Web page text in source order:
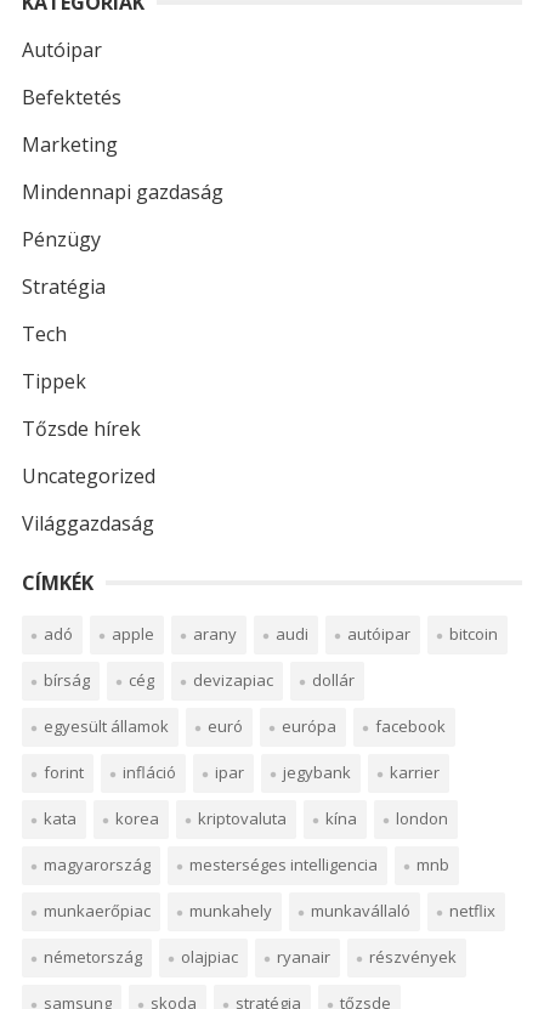
Autóipar
Befektetés
Marketing
Mindennapi gazdaság
Pénzügy
Stratégia
Tech
Tippek
Tőzsde hírek
Uncategorized
Világgazdaság
CÍMKÉK
adó apple arany audi autóipar bitcoin
bírság cég devizapiac dollár
egyesült államok euró európa facebook
forint infláció ipar jegybank karrier
kata korea kriptovaluta kína london
magyarország mesterséges intelligencia mnb
munkaerőpiac munkahely munkavállaló netflix
németország olajpiac ryanair részvények
samsung skoda stratégia tőzsde